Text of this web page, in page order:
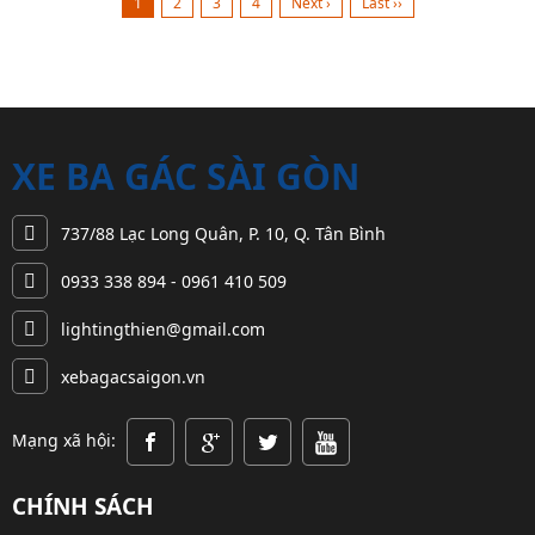
đồ đạc trong
xa. Và bạn
XE BA GÁC SÀI GÒN
737/88 Lạc Long Quân, P. 10, Q. Tân Bình
0933 338 894 - 0961 410 509
lightingthien@gmail.com
xebagacsaigon.vn
Mạng xã hội:
CHÍNH SÁCH